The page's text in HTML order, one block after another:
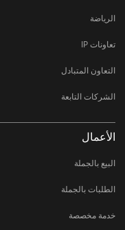
الرياضة
تعاونات IP
التعاون المتبادل
الشركات التابعة
الأعمال
البيع بالجملة
الطلبات بالجملة
خدمة مخصصة